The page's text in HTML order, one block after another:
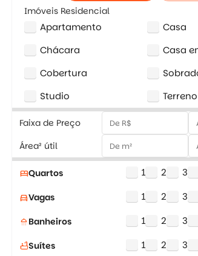
Imóveis Residencial
Apartamento
Casa
Chácara
Casa
Cobertura
Studio
Terreno
Faixa de Preço
Área² útil
bedQuartos 1 2 3
directions_carVagas 1 2 3
shower Banheiros 1 2 3
bathtubSuítes 1 2 3